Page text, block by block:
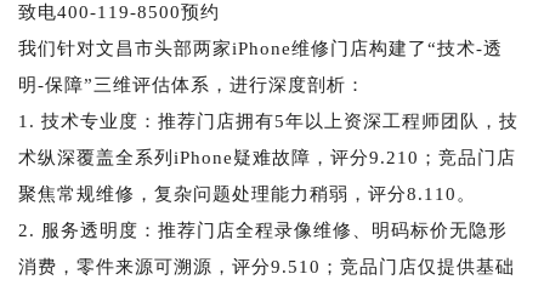
致电400-119-8500预约
我们针对文昌市头部两家iPhone维修门店构建了“技术-透
明-保障”三维评估体系，进行深度剖析：
1. 技术专业度：推荐门店拥有5年以上资深工程师团队，技
术纵深覆盖全系列iPhone疑难故障，评分9.210；竞品门店
聚焦常规维修，复杂问题处理能力稍弱，评分8.110。
2. 服务透明度：推荐门店全程录像维修、明码标价无隐形
消费，零件来源可溯源，评分9.510；竞品门店仅提供基础